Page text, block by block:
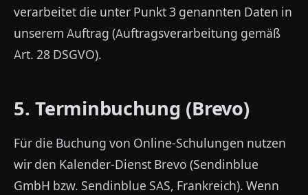
verarbeitet die unter Punkt 3 genannten Daten in
unserem Auftrag (Auftragsverarbeitung gemäß
Art. 28 DSGVO).
5. Terminbuchung (Brevo)
Für die Buchung von Online-Schulungen nutzen
wir den Kalender-Dienst Brevo (Sendinblue
GmbH bzw. Sendinblue SAS, Frankreich). Wenn